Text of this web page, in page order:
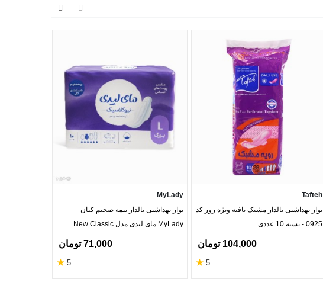
Tafteh
نوار بهداشتی بالدار مشبک تافته ویژه روز کد
0925 - بسته 10 عددی
104,000 تومان
5
★
MyLady
نوار بهداشتی بالدار نیمه ضخیم کتان
MyLady مای لیدی مدل New Classic
71,000 تومان
5
★